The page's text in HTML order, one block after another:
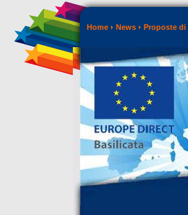
Home News Proposte